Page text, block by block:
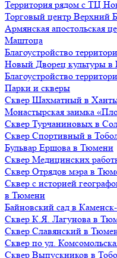
Территория рядом с ТЦ
Торговый центр Верхний
Армянская апостольская
Маштоца
Благоустройство
Нoвый Двoрeц культуры
Благоустройство
Парки и скверы
Сквер Шахматный в
Монастырская заимка
Сквер Турчаниновых в
Сквер Спортивный в
Бульвар Ершова в Тюмени
Сквер Медицинских
Сквер Отрядов мэра в
Сквер с историей
в Тюмени
Байновский сад в
Сквер К.Я. Лагунова в
Сквер Славянский в
Сквер по ул.
Сквер Выпускников в